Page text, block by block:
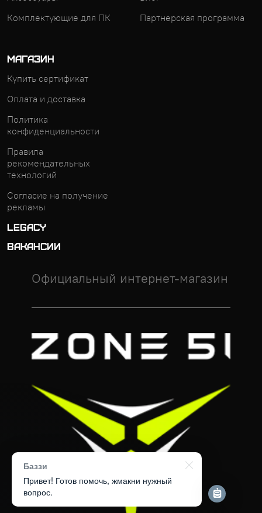
Официальный интернет-магазин
Комплектующие для ПК
Партнерская программа
МАГАЗИН
Купить сертификат
Оплата и доставка
Политика
конфиденциальности
Правила
рекомендательных
технологий
Согласие на получение
рекламы
LEGACY
ВАКАНСИИ
Баззи
Привет! Готов помочь, жмакни нужный
вопрос.